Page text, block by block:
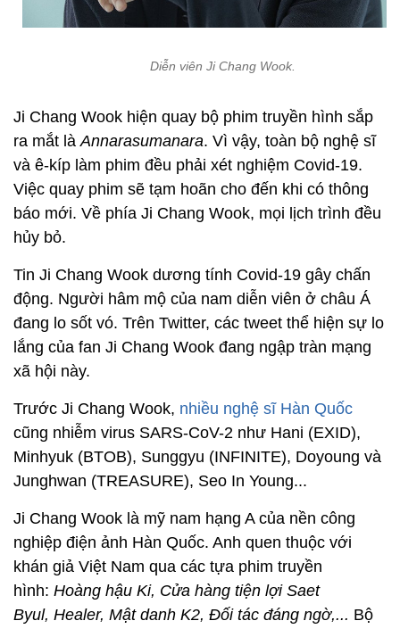
Diễn viên Ji Chang Wook.
Ji Chang Wook hiện quay bộ phim truyền hình sắp
ra mắt làAnnarasumanara. Vì vậy, toàn bộ nghệ sĩ
và ê-kíp làm phim đều phải xét nghiệm Covid-19.
Việc quay phim sẽ tạm hoãn cho đến khi có thông
báo mới. Về phía Ji Chang Wook, mọi lịch trình đều
hủy bỏ.
Tin Ji Chang Wook dương tính Covid-19 gây chấn
động. Người hâm mộ của nam diễn viên ở châu Á
đang lo sốt vó. Trên Twitter, các tweet thể hiện sự lo
lắng của fan Ji Chang Wook đang ngập tràn mạng
xã hội này.
Trước Ji Chang Wook, nhiều nghệ sĩ Hàn Quốc
cũng nhiễm virus SARS-CoV-2 như Hani (EXID),
Minhyuk (BTOB), Sunggyu (INFINITE), Doyoung và
Junghwan (TREASURE), Seo In Young...
Ji Chang Wook là mỹ nam hạng A của nền công
nghiệp điện ảnh Hàn Quốc. Anh quen thuộc với
khán giả Việt Nam qua các tựa phim truyền
hình: Hoàng hậu Ki, Cửa hàng tiện lợi Saet
Byul, Healer, Mật danh K2, Đối tác đáng ngờ,... Bộ